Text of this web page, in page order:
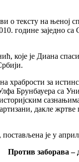
о тексту на
године заједно
које је Диана
за
Брунбауера са
дакле
је у
Против заборава –